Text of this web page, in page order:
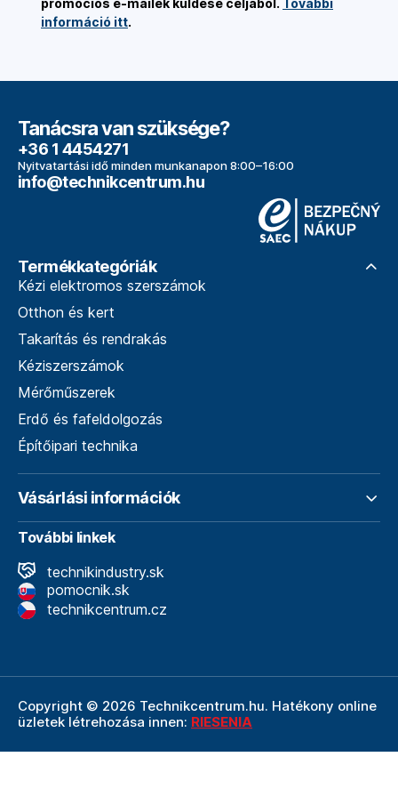
promóciós e-mailek küldése céljából.
További
információ itt.
Tanácsra van szüksége?
+36 1 4454271
Nyitvatartási idő minden munkanapon 8:00–16:00
info@technikcentrum.hu
Termékkategóriák
Kézi elektromos szerszámok
Otthon és kert
Takarítás és rendrakás
Kéziszerszámok
Mérőműszerek
Erdő és fafeldolgozás
Építőipari technika
Vásárlási információk
További linkek
technikindustry.sk
pomocnik.sk
technikcentrum.cz
Copyright © 2026 Technikcentrum.hu. Hatékony online
üzletek létrehozása innen: RIESENIA